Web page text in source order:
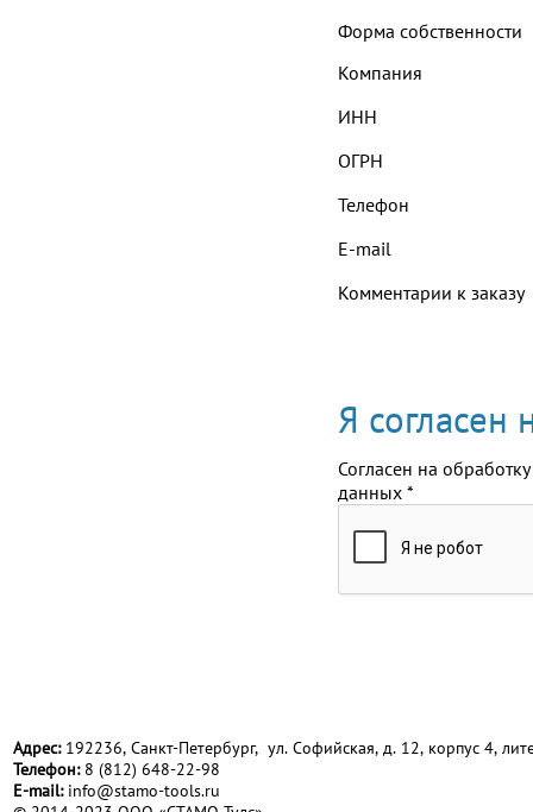
Форма собственности
Компания
ИНН
ОГРН
Телефон
E-mail
Комментарии к заказу
Я согласен
Согласен на обработку
данных *
Адрес:192236, Санкт-Петербург, ул. Софийская, д. 12, корпус 4,
Телефон:8 (812) 648-22-98
Е-mail: info@stamo-tools.ru